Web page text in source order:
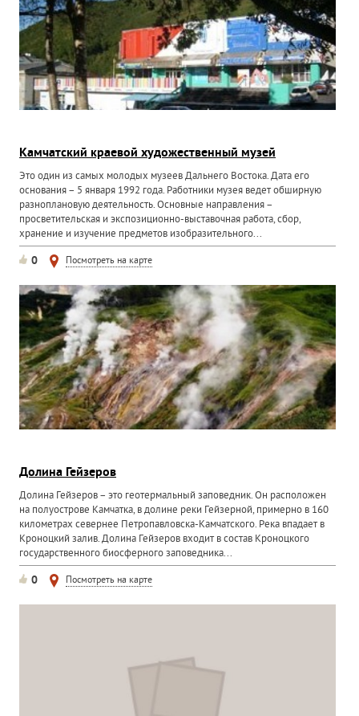
Камчатский краевой художественный музей
Это один из самых молодых музеев Дальнего Востока. Дата его
основания – 5 января 1992 года. Работники музея ведет обширную
разноплановую деятельность. Основные направления –
просветительская и экспозиционно-выставочная работа, сбор,
хранение и изучение предметов изобразительного...
0 Посмотреть на карте
Долина Гейзеров
Долина Гейзеров – это геотермальный заповедник. Он расположен
на полуострове Камчатка, в долине реки Гейзерной, примерно в 160
километрах севернее Петропавловска-Камчатского. Река впадает в
Кроноцкий залив. Долина Гейзеров входит в состав Кроноцкого
государственного биосферного заповедника...
0 Посмотреть на карте